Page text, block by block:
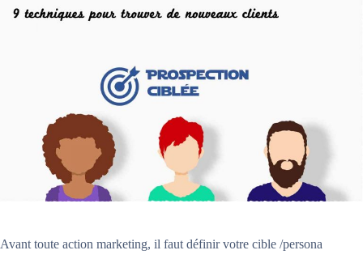
Avant toute action marketing, il faut définir votre cible /persona